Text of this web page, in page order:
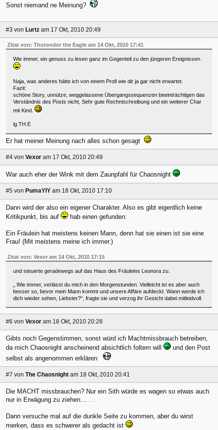
Sonst niemand ne Meinung?
#3 von Lurtz am 17 Okt, 2010 20:49
Zitat von: Thorondor the Eagle am 14 Okt, 2010 17:41
Wie immer, ein genuss zu lesen ganz im Gegenteil zu den jüngeren Ereignissen.
Naja, was anderes hätte ich von einem Profi wie dir ja gar nicht erwartet.
Fazit:
schöne Story, unnütze, weggelassene Übergangssequenzen beeinträchtigen das
Verständnis des Posts nicht, Sehr gute Rechntschreibung und ein weiterer Char
mit Kind.
lg TH.E
Er hat meiner Meinung nach alles schon gesagt
#4 von Vexor am 17 Okt, 2010 20:49
War auch eher der Wink mit dem Zaunpfahl für Chaosnight
#5 von PumaYIY am 18 Okt, 2010 17:10
Dann wird der also ein eigener Charakter. Also es gibt eigentlich keine
Kritikpunkt, bis auf
hab einen gefunden:
Ein Fräulein hat meistens keinen Mann, denn hat sie einen ist sie eine
Frau! (Mit meistens meine ich immer.)
Zitat von: Vexor am 14 Okt, 2010 17:15
und steuerte geradewegs auf das Haus des Fräuleins Leonora zu.
„ Wie immer, verlässt du mich in den Morgenstunden. Vielleicht ist es aber auch
besser so, bevor mein Mann kommt und unsere Affäre aufdeckt. Wann werde ich
dich wieder sehen, Liebster?“, fragte sie und verzog ihr Gesicht dabei mitleidvoll.
#6 von Vexor am 18 Okt, 2010 20:28
Gibts noch Gegenstimmen, sonst würd ich Machtmissbrauch betreiben,
da mich Chaosnight anscheinend absichtlich foltern will
und den Post
selbst als angenommen erklären
#7 von The Chaosnight am 18 Okt, 2010 20:41
Die MACHT missbrauchen? Nur ein Sith würde es wagen so etwas auch
nur in Erwägung zu ziehen...
Dann versuche mal auf die dunkle Seite zu kommen, aber du wirst
merken, dass es schwerer als gedacht ist